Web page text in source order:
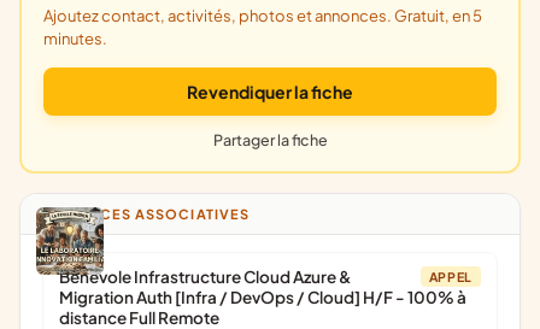
Ajoutez contact, activités, photos et annonces. Gratuit, en 5
minutes.
Revendiquer la fiche
Partager la fiche
ANNONCES ASSOCIATIVES
APPEL
Bénévole Infrastructure Cloud Azure &
Migration Auth [Infra / DevOps / Cloud] H/F - 100% à
distance Full Remote